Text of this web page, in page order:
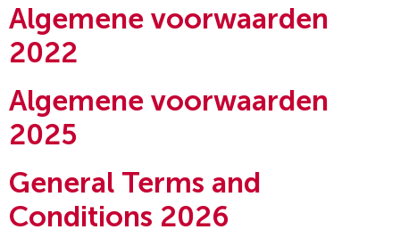
Algemene voorwaarden
2022
Algemene voorwaarden
2025
General Terms and
Conditions 2026